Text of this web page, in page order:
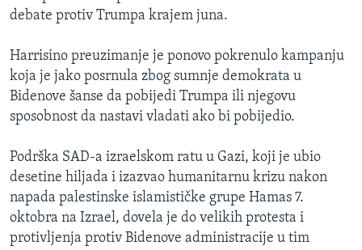
debate protiv Trumpa krajem juna.
Harrisino preuzimanje je ponovo pokrenulo kampanju
koja je jako posrnula zbog sumnje demokrata u
Bidenove šanse da pobijedi Trumpa ili njegovu
sposobnost da nastavi vladati ako bi pobijedio.
Podrška SAD-a izraelskom ratu u Gazi, koji je ubio
desetine hiljada i izazvao humanitarnu krizu nakon
napada palestinske islamističke grupe Hamas 7.
oktobra na Izrael, dovela je do velikih protesta i
protivljenja protiv Bidenove administracije u tim